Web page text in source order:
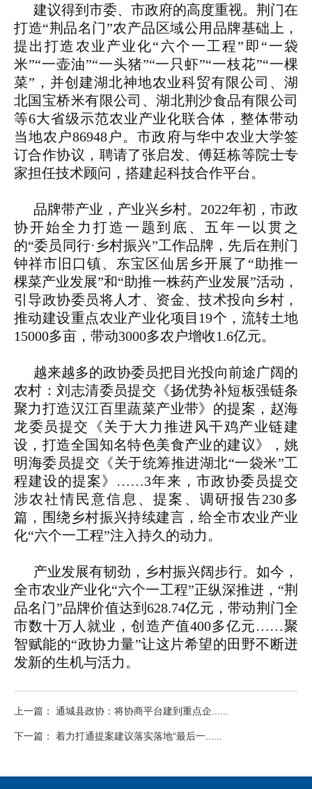
建议得到市委、市政府的高度重视。荆门在
打造“荆品名门”农产品区域公用品牌基础上，
提出打造农业产业化“六个一工程”即“一袋
米”“一壶油”“一头猪”“一只虾”“一枝花”“一棵
菜”，并创建湖北神地农业科贸有限公司、湖
北国宝桥米有限公司、湖北荆沙食品有限公司
等6大省级示范农业产业化联合体，整体带动
当地农户86948户。市政府与华中农业大学签
订合作协议，聘请了张启发、傅廷栋等院士专
家担任技术顾问，搭建起科技合作平台。
品牌带产业，产业兴乡村。2022年初，市政
协开始全力打造一题到底、五年一以贯之
的“委员同行·乡村振兴”工作品牌，先后在荆门
钟祥市旧口镇、东宝区仙居乡开展了“助推一
棵菜产业发展”和“助推一株药产业发展”活动，
引导政协委员将人才、资金、技术投向乡村，
推动建设重点农业产业化项目19个，流转土地
15000多亩，带动3000多农户增收1.6亿元。
越来越多的政协委员把目光投向前途广阔的
农村：刘志清委员提交《扬优势补短板强链条
聚力打造汉江百里蔬菜产业带》的提案，赵海
龙委员提交《关于大力推进风干鸡产业链建
设，打造全国知名特色美食产业的建议》，姚
明海委员提交《关于统筹推进湖北“一袋米”工
程建设的提案》……3年来，市政协委员提交
涉农社情民意信息、提案、调研报告230多
篇，围绕乡村振兴持续建言，给全市农业产业
化“六个一工程”注入持久的动力。
产业发展有韧劲，乡村振兴阔步行。如今，
全市农业产业化“六个一工程”正纵深推进，“荆
品名门”品牌价值达到628.74亿元，带动荆门全
市数十万人就业，创造产值400多亿元……聚
智赋能的“政协力量”让这片希望的田野不断迸
发新的生机与活力。
上一篇： 通城县政协：将协商平台建到重点企......
下一篇： 着力打通提案建议落实落地“最后一......